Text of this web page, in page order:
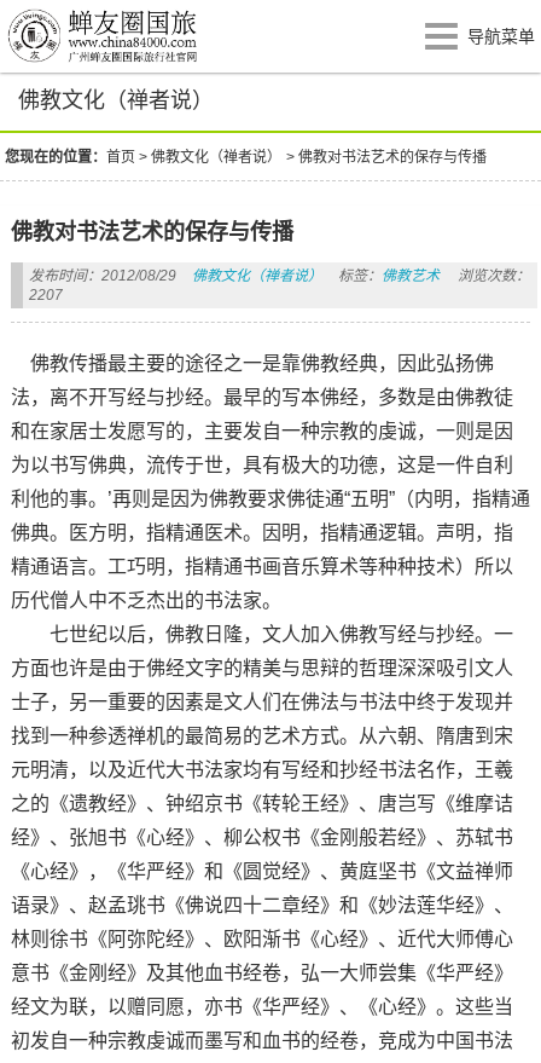
导航菜单
佛教文化（禅者说）
您现在的位置：首页 >佛教文化（禅者说） >佛教对书法艺术的保存与传播
佛教对书法艺术的保存与传播
发布时间：2012/08/29 佛教文化（禅者说） 标签： 佛教艺术
浏览次数：
2207
佛教传播最主要的途径之一是靠佛教经典，因此弘扬佛
法，离不开写经与抄经。最早的写本佛经，多数是由佛教徒
和在家居士发愿写的，主要发自一种宗教的虔诚，一则是因
为以书写佛典，流传于世，具有极大的功德，这是一件自利
利他的事。’再则是因为佛教要求佛徒通“五明”（内明，指精通
佛典。医方明，指精通医术。因明，指精通逻辑。声明，指
精通语言。工巧明，指精通书画音乐算术等种种技术）所以
历代僧人中不乏杰出的书法家。
七世纪以后，佛教日隆，文人加入佛教写经与抄经。一
方面也许是由于佛经文字的精美与思辩的哲理深深吸引文人
士子，另一重要的因素是文人们在佛法与书法中终于发现并
找到一种参透禅机的最简易的艺术方式。从六朝、隋唐到宋
元明清，以及近代大书法家均有写经和抄经书法名作，王羲
之的《遗教经》、钟绍京书《转轮王经》、唐岂写《维摩诘
经》、张旭书《心经》、柳公权书《金刚般若经》、苏轼书
《心经》，《华严经》和《圆觉经》、黄庭坚书《文益禅师
语录》、赵孟珧书《佛说四十二章经》和《妙法莲华经》、
林则徐书《阿弥陀经》、欧阳渐书《心经》、近代大师傅心
意书《金刚经》及其他血书经卷，弘一大师尝集《华严经》
经文为联，以赠同愿，亦书《华严经》、《心经》。这些当
初发自一种宗教虔诚而墨写和血书的经卷，竞成为中国书法